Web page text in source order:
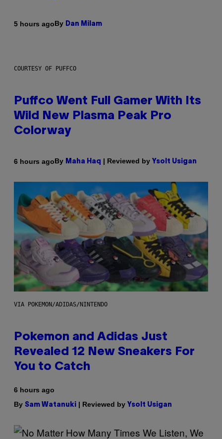
5 hours agoBy Dan Milam
COURTESY OF PUFFCO
Puffco Went Full Gamer With Its
Wild New Plasma Peak Pro
Colorway
6 hours agoBy Maha Haq | Reviewed by Ysolt Usigan
VIA POKEMON/ADIDAS/NINTENDO
Pokemon and Adidas Just
Revealed 12 New Sneakers For
You to Catch
6 hours ago
By Sam Watanuki | Reviewed by Ysolt Usigan